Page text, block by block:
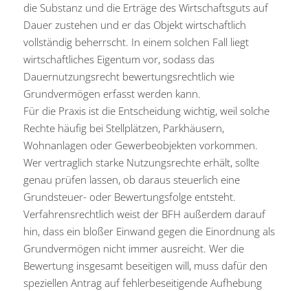
die Substanz und die Erträge des Wirtschaftsguts auf
Dauer zustehen und er das Objekt wirtschaftlich
vollständig beherrscht. In einem solchen Fall liegt
wirtschaftliches Eigentum vor, sodass das
Dauernutzungsrecht bewertungsrechtlich wie
Grundvermögen erfasst werden kann.
Für die Praxis ist die Entscheidung wichtig, weil solche
Rechte häufig bei Stellplätzen, Parkhäusern,
Wohnanlagen oder Gewerbeobjekten vorkommen.
Wer vertraglich starke Nutzungsrechte erhält, sollte
genau prüfen lassen, ob daraus steuerlich eine
Grundsteuer- oder Bewertungsfolge entsteht.
Verfahrensrechtlich weist der BFH außerdem darauf
hin, dass ein bloßer Einwand gegen die Einordnung als
Grundvermögen nicht immer ausreicht. Wer die
Bewertung insgesamt beseitigen will, muss dafür den
speziellen Antrag auf fehlerbeseitigende Aufhebung